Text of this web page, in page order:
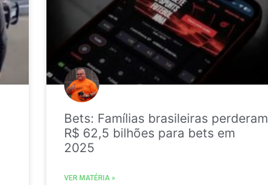
Bets: Famílias brasileiras perderam
R$ 62,5 bilhões para bets em
2025
VER MATÉRIA »